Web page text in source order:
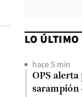
LO ÚLTIMO
hace 5 min
OPS
sarampión